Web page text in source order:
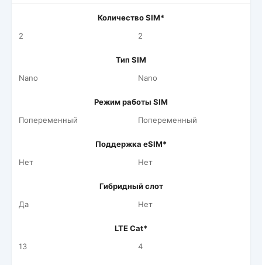
Количество SIM*
2
2
Тип SIM
Nano
Nano
Режим работы SIM
Попеременный
Попеременный
Поддержка eSIM*
Нет
Нет
Гибридный слот
Да
Нет
LTE Cat*
13
4